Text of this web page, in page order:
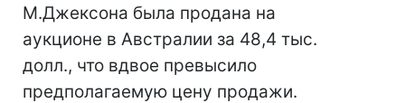
М.Джексона была продана на
аукционе в Австралии за 48,4 тыс.
долл., что вдвое превысило
предполагаемую цену продажи.